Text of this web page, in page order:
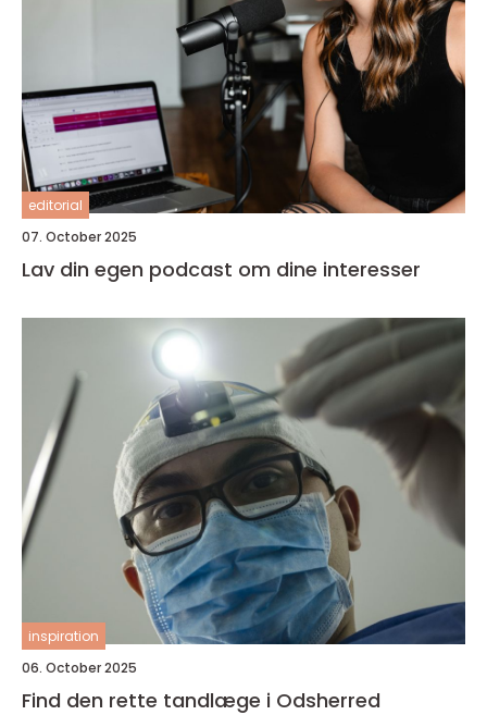
editorial
07. October 2025
Lav din egen podcast om dine interesser
inspiration
06. October 2025
Find den rette tandlæge i Odsherred